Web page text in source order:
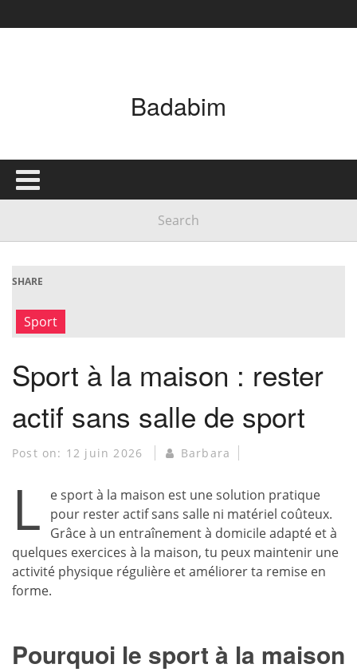
Badabim
SHARE
Sport
Sport à la maison : rester
actif sans salle de sport
Post on: 12 juin 2026 Barbara
L
e sport à la maison est une solution pratique
pour rester actif sans salle ni matériel coûteux.
Grâce à un entraînement à domicile adapté et à
quelques exercices à la maison, tu peux maintenir une
activité physique régulière et améliorer ta remise en
forme.
Pourquoi le sport à la maison